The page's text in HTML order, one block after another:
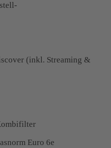
(inkl. Streaming &
Euro 6e